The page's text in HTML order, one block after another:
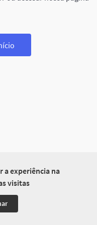
a experiência na
visitas